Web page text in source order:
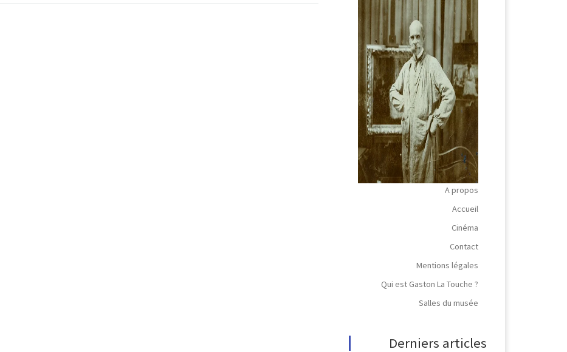
A propos
Accueil
Cinéma
Contact
Mentions légales
Qui est Gaston La Touche ?
Salles du musée
Derniers articles